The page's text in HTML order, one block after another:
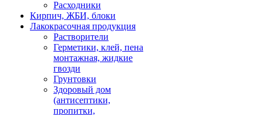
Расходники
Кирпич, ЖБИ, блоки
Лакокрасочная продукция
Растворители
Герметики, клей, пена
монтажная, жидкие
гвозди
Грунтовки
Здоровый дом
(антисептики,
пропитки,